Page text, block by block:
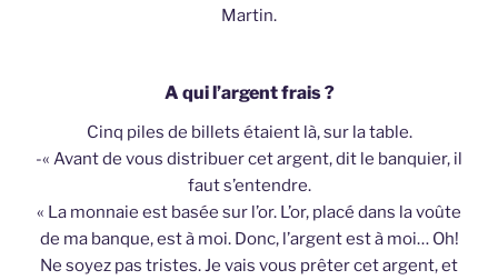
Martin.
A qui l’argent frais ?
Cinq piles de billets étaient là, sur la table.
-« Avant de vous distribuer cet argent, dit le banquier, il
faut s’entendre.
« La monnaie est basée sur l’or. L’or, placé dans la voûte
de ma banque, est à moi. Donc, l’argent est à moi… Oh!
Ne soyez pas tristes. Je vais vous prêter cet argent, et